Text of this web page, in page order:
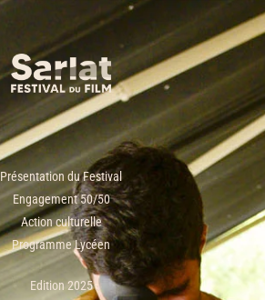
Présentation du Festival
Engagement 50/50
Action culturelle
Programme Lycéen
Edition 2025